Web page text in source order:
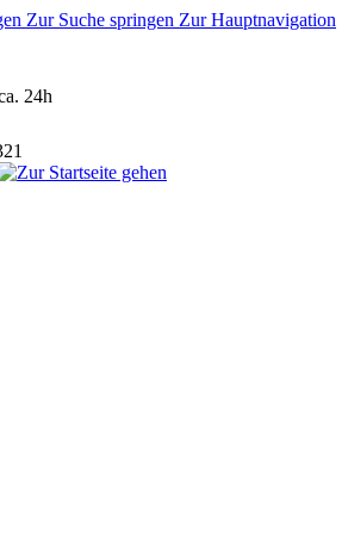
Zur Suche springen Zur Hauptnavigation
24h